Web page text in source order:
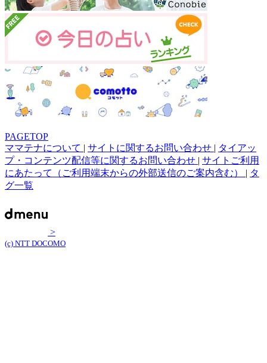
PAGETOP
ママテナについて | サイトに関するお問い合わせ | タイアッ
プ・コンテンツ配信等に関するお問い合わせ | サイトご利用
にあたって（ご利用端末からの外部送信のご案内含む） | タ
グ一覧
>
(c) NTT DOCOMO